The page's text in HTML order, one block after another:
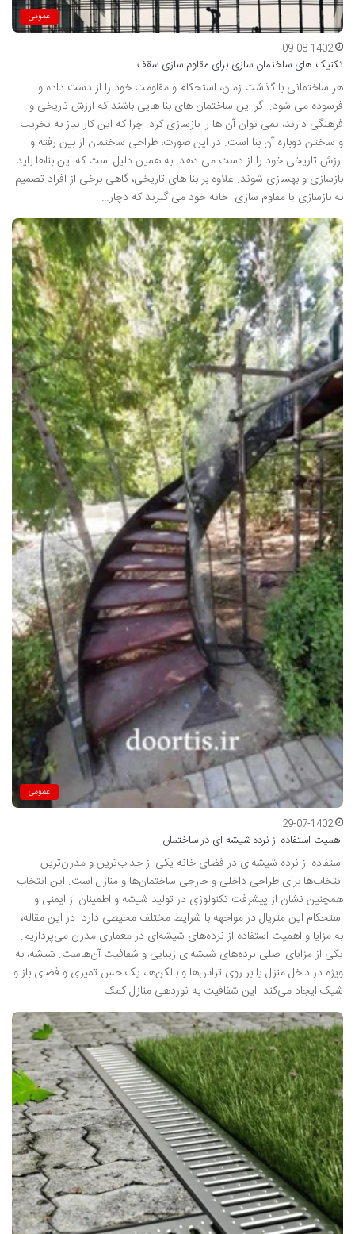
عمومی
09-08-1402
تکنیک های ساختمان سازی برای مقاوم سازی سقف
هر ساختمانی با گذشت زمان، استحکام و مقاومت خود را از دست داده و
فرسوده می شود. اگر این ساختمان های بنا هایی باشند که ارزش تاریخی و
فرهنگی دارند، نمی توان آن ها را بازسازی کرد. چرا که این کار نیاز به تخریب
و ساختن دوباره آن بنا است. در این صورت، طراحی ساختمان از بین رفته و
ارزش تاریخی خود را از دست می دهد. به همین دلیل است که این بناها باید
بازسازی و بهسازی شوند. علاوه بر بنا های تاریخی، گاهی برخی از افراد تصمیم
به بازسازی یا مقاوم سازی خانه خود می گیرند که دچار…
عمومی
29-07-1402
اهمیت استفاده از نرده شیشه ای در ساختمان
استفاده از نرده‌ شیشه‌ای در فضای خانه یکی از جذاب‌ترین و مدرن‌ترین
انتخاب‌ها برای طراحی داخلی و خارجی ساختمان‌ها و منازل است. این انتخاب
همچنین نشان از پیشرفت تکنولوژی در تولید شیشه و اطمینان از ایمنی و
استحکام این متریال در مواجهه با شرایط مختلف محیطی دارد. در این مقاله،
به مزایا و اهمیت استفاده از نرده‌های شیشه‌ای در معماری مدرن می‌پردازیم.
یکی از مزایای اصلی نرده‌های شیشه‌ای زیبایی و شفافیت آن‌هاست. شیشه، به
ویژه در داخل منزل یا بر روی تراس‌ها و بالکن‌ها، یک حس تمیزی و فضای باز و
شیک ایجاد می‌کند. این شفافیت به نوردهی منازل کمک…